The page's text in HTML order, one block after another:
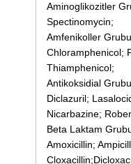
Aminoglikozitler
Spectinomycin;
Amfenikoller
Chloramphenicol;
Thiamphenicol;
Antikoksidial
Diclazuril;
Nicarbazine;
Beta Laktam
Amoxicillin;